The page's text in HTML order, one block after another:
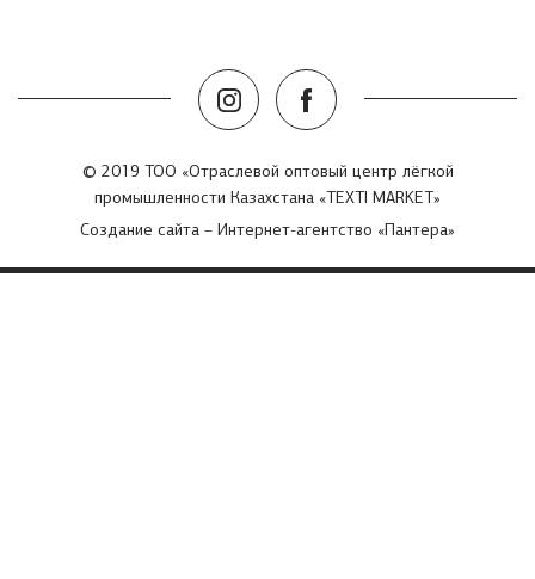
© 2019 ТОО «Отраслевой оптовый центр лёгкой
промышленности Казахстана «TEXTI MARKET»
Создание сайта – Интернет-агентство «Пантера»